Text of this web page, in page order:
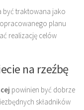
być traktowana jako
planu
realizację celów
na rzeźbę
powinien być dobrze
składników